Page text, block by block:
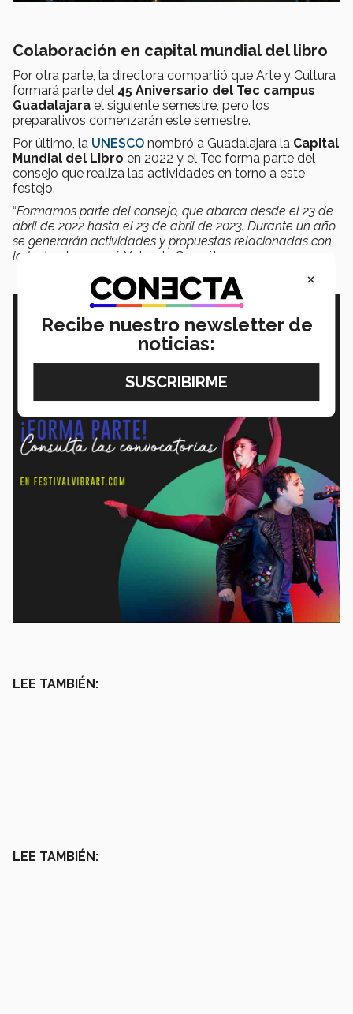
Colaboración en capital mundial del libro
Por otra parte, la directora compartió que Arte y Cultura
formará parte del 45 Aniversario del Tec campus
Guadalajara el siguiente semestre, pero los
preparativos comenzarán este semestre.
Por último, la UNESCO nombró a Guadalajara la Capital
Mundial del Libro en 2022 y el Tec forma parte del
consejo que realiza las actividades en torno a este
festejo.
“Formamos parte del consejo, que abarca desde el 23 de
abril de 2022 hasta el 23 de abril de 2023. Durante un año
se generarán actividades y propuestas relacionadas con
la lectura ”, aseguró Yolanda González.
LEE TAMBIÉN:
LEE TAMBIÉN:
×
Recibe nuestro newsletter de
noticias: